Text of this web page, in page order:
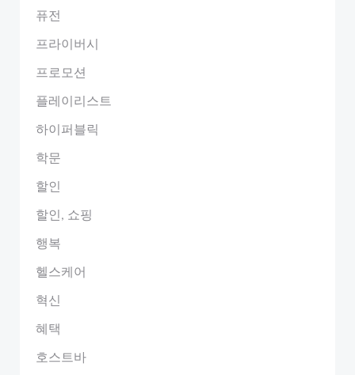
퓨전
프라이버시
프로모션
플레이리스트
하이퍼블릭
학문
할인
할인, 쇼핑
행복
헬스케어
혁신
혜택
호스트바